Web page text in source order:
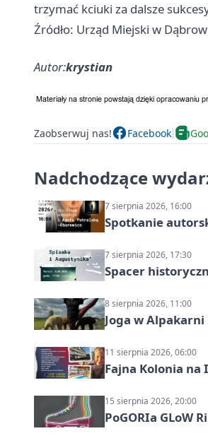
trzymać kciuki za dalsze
Źródło: Urząd Miejski w
Autor:krystian
Zaobserwuj nas! Facebook
Nadchodzące
7 sierpnia 2026, 16:00
Spotkanie
7 sierpnia 2026, 17:30
Spacer
8 sierpnia 2026, 11:00
Joga w
11 sierpnia 2026, 06:00
Fajna Kolonia na
15 sierpnia 2026, 20:00
PoGORIa GLoW